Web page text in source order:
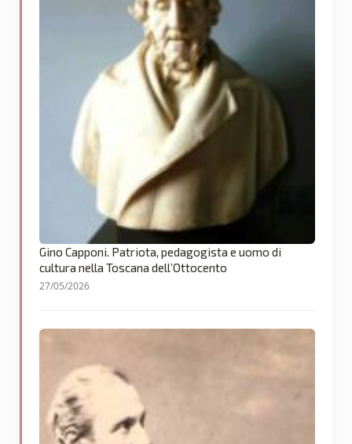
Gino Capponi. Patriota, pedagogista e uomo di
cultura nella Toscana dell’Ottocento
27/05/2026